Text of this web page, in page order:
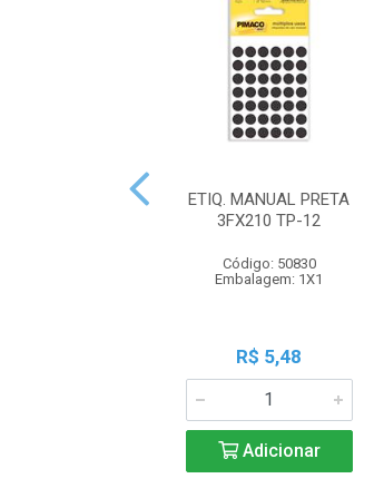
ETIQ. MANUAL PRETA
3FX210 TP-12
Código: 50830
Embalagem: 1X1
R$ 5,48
Adicionar